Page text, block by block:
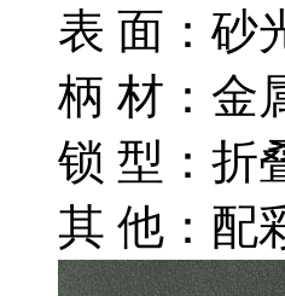
表 面：砂
柄 材：金
锁 型：折
其 他：配